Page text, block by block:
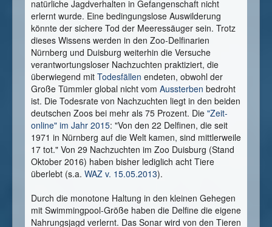
natürliche Jagdverhalten in Gefangenschaft nicht
erlernt wurde. Eine bedingungslose Auswilderung
könnte der sichere Tod der Meeressäuger sein. Trotz
dieses Wissens werden in den Zoo-Delfinarien
Nürnberg und Duisburg weiterhin die Versuche
verantwortungsloser Nachzuchten praktiziert, die
überwiegend mit Todesfällen endeten, obwohl der
Große Tümmler global nicht vom Aussterben bedroht
ist. Die Todesrate von Nachzuchten liegt in den beiden
deutschen Zoos bei mehr als 75 Prozent. Die "Zeit-
online" im Jahr 2015: "Von den 22 Delfinen, die seit
1971 in Nürnberg auf die Welt kamen, sind mittlerweile
17 tot." Von 29 Nachzuchten im Zoo Duisburg (Stand
Oktober 2016) haben bisher lediglich acht Tiere
überlebt (s.a. WAZ v. 15.05.2013).
Durch die monotone Haltung in den kleinen Gehegen
mit Swimmingpool-Größe haben die Delfine die eigene
Nahrungsjagd verlernt. Das Sonar wird von den Tieren